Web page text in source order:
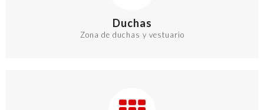
Duchas
Zona de duchas y vestuario